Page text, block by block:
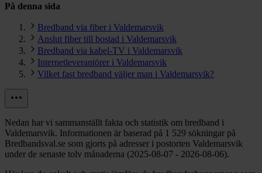
På denna sida
Bredband via fiber i Valdemarsvik
Anslut fiber till bostad i Valdemarsvik
Bredband via kabel-TV i Valdemarsvik
Internetleverantörer i Valdemarsvik
Vilket fast bredband väljer man i Valdemarsvik?
Nedan har vi sammanställt fakta och statistik om bredband i
Valdemarsvik. Informationen är baserad på 1 529 sökningar på
Bredbandsval.se som gjorts på adresser i postorten Valdemarsvik
under de senaste tolv månaderna (2025-08-07 - 2026-08-06).